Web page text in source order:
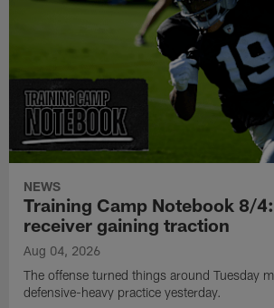
NEWS
Training Camp Notebook 8/
receiver gaining traction
Aug 04, 2026
The offense turned things around Tuesday
defensive-heavy practice yesterday.